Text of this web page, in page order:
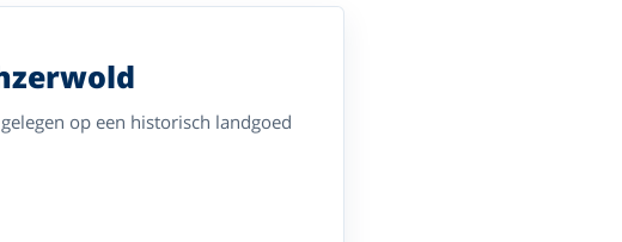
op een historisch landgoed